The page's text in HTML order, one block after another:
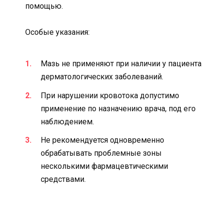
помощью.
Особые указания:
Мазь не применяют при наличии у пациента
дерматологических заболеваний.
При нарушении кровотока допустимо
применение по назначению врача, под его
наблюдением.
Не рекомендуется одновременно
обрабатывать проблемные зоны
несколькими фармацевтическими
средствами.